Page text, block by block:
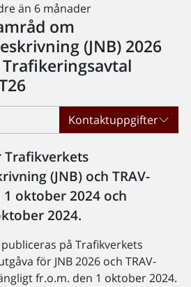
än 6 månader
om
(JNB) 2026
Kontaktuppgifter
Trafikverkets
(JNB) och TRAV-
oktober 2024 och
2024.
på Trafikverkets
för JNB 2026 och TRAV-
fr.o.m. den 1 oktober 2024.